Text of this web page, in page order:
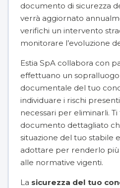
documento di sicurezza
verrà aggiornato
verifichi un intervento
monitorare l’evoluzione
Estia SpA collabora con
effettuano un sopralluogo
documentale del tuo
individuare i rischi
necessari per eliminarli.
documento dettagliato
situazione del tuo stabile
adottare per renderlo
alle normative vigenti.
La sicurezza del tuo